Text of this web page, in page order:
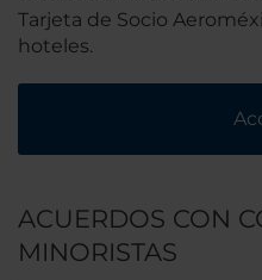
Tarjeta de Socio
hoteles.
ACUERDOS CON
MINORISTAS